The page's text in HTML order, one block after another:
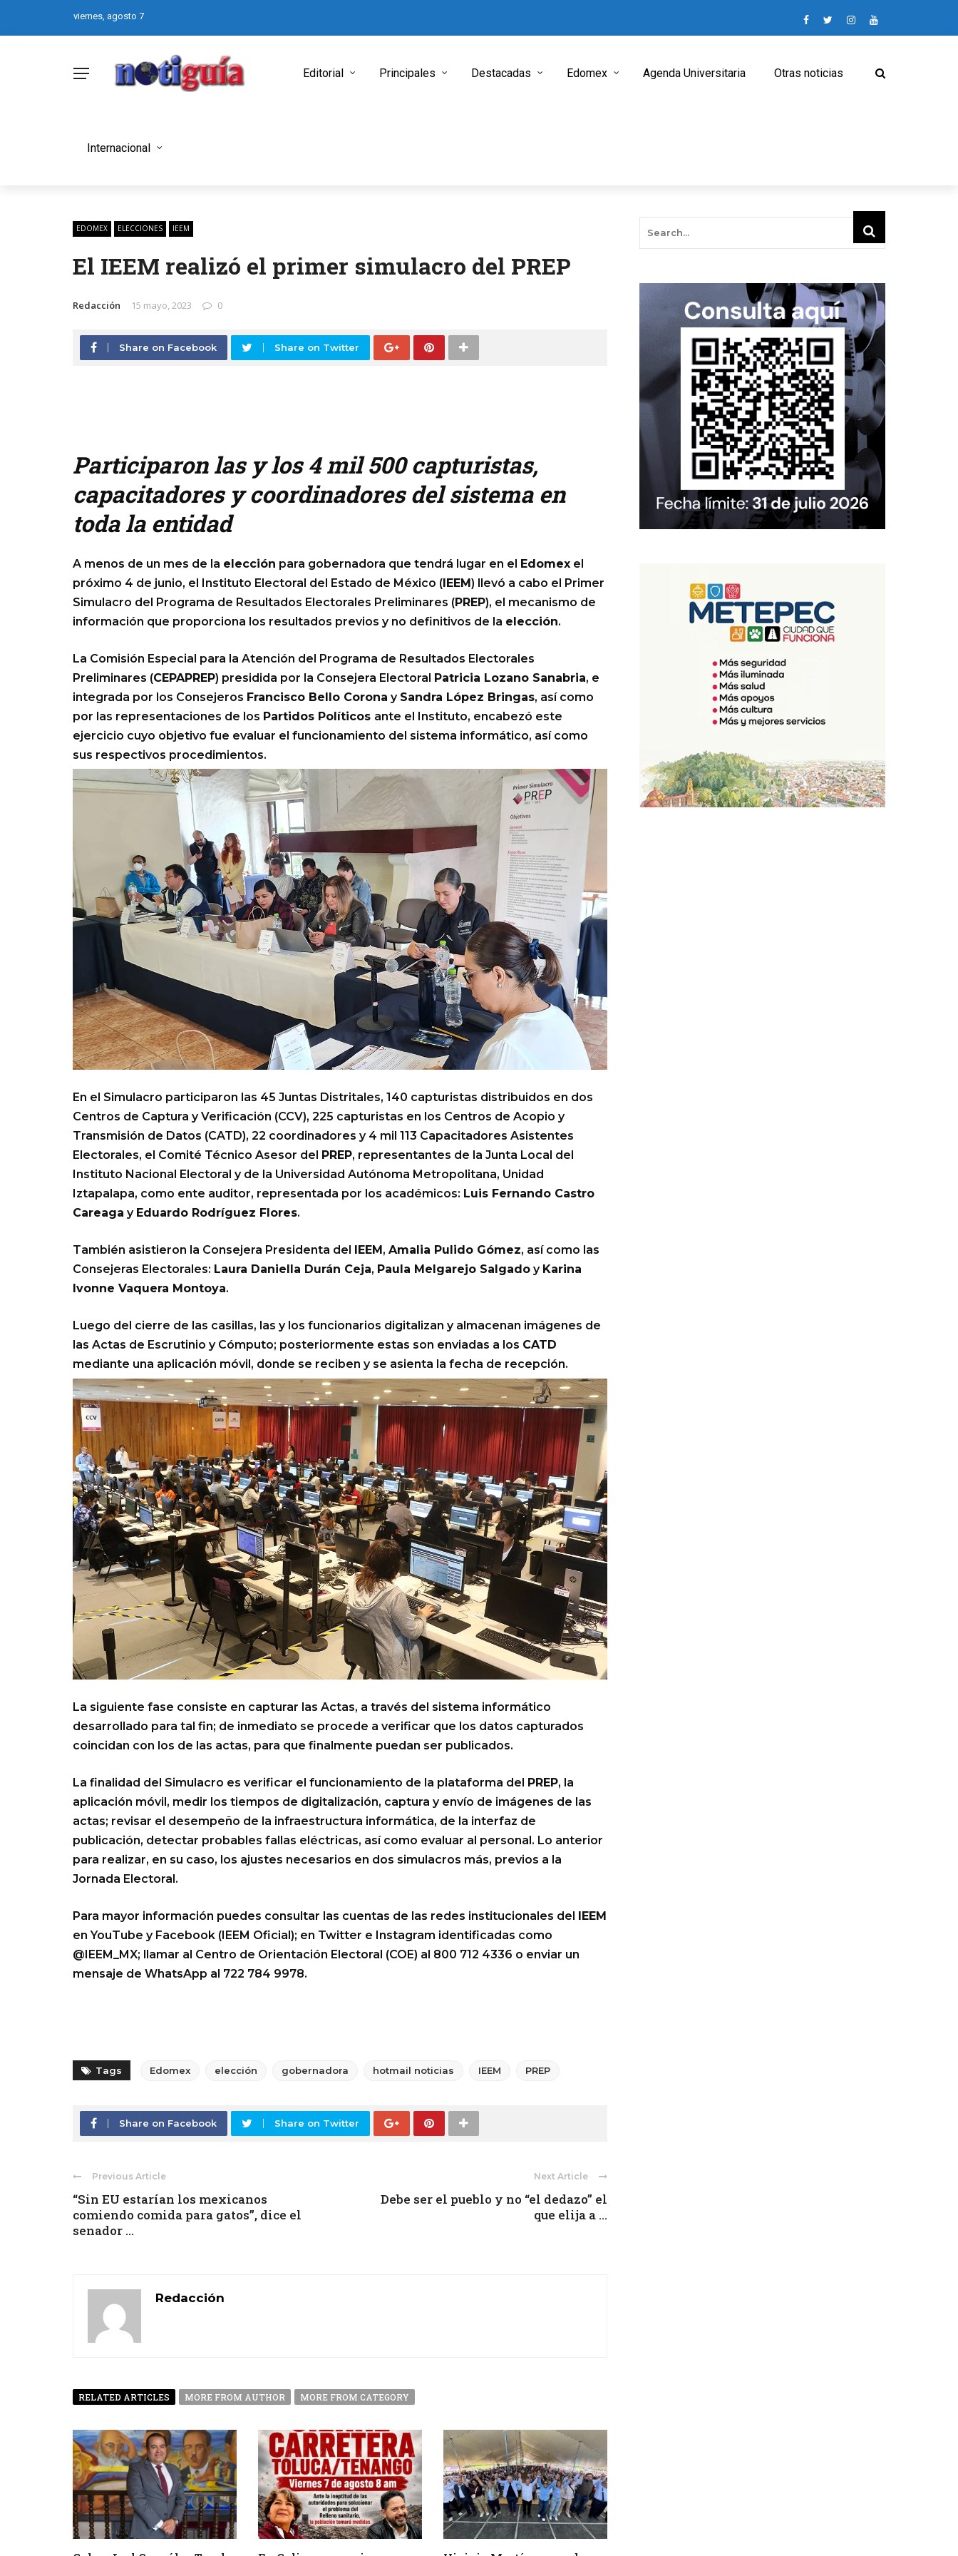
viernes, agosto 7
Editorial Principales Destacadas Edomex Agenda Universitaria Otras noticias
Internacional
EDOMEX ELECCIONES IEEM
El IEEM realizó el primer simulacro del PREP
Redacción 15 mayo, 2023 0
Share on Facebook Share on Twitter
Participaron las y los 4 mil 500 capturistas,
capacitadores y coordinadores del sistema en
toda la entidad
A menos de un mes de la elección para gobernadora que tendrá lugar en el Edomex el
próximo 4 de junio, el Instituto Electoral del Estado de México (IEEM) llevó a cabo el Primer
Simulacro del Programa de Resultados Electorales Preliminares (PREP), el mecanismo de
información que proporciona los resultados previos y no definitivos de la elección.
La Comisión Especial para la Atención del Programa de Resultados Electorales
Preliminares (CEPAPREP) presidida por la Consejera Electoral Patricia Lozano Sanabria, e
integrada por los Consejeros Francisco Bello Corona y Sandra López Bringas, así como
por las representaciones de los Partidos Políticos ante el Instituto, encabezó este
ejercicio cuyo objetivo fue evaluar el funcionamiento del sistema informático, así como
sus respectivos procedimientos.
En el Simulacro participaron las 45 Juntas Distritales, 140 capturistas distribuidos en dos
Centros de Captura y Verificación (CCV), 225 capturistas en los Centros de Acopio y
Transmisión de Datos (CATD), 22 coordinadores y 4 mil 113 Capacitadores Asistentes
Electorales, el Comité Técnico Asesor del
PREP, representantes de la Junta Local del
Instituto Nacional Electoral y de la Universidad Autónoma Metropolitana, Unidad
Iztapalapa, como ente auditor, representada por los académicos: Luis Fernando Castro
Careaga y Eduardo Rodríguez Flores.
También asistieron la Consejera Presidenta del IEEM , Amalia Pulido Gómez, así como las
Consejeras Electorales: Laura Daniella Durán Ceja, Paula Melgarejo Salgado y Karina
Ivonne Vaquera Montoya.
Luego del cierre de las casillas, las y los funcionarios digitalizan y almacenan imágenes de
las Actas de Escrutinio y Cómputo; posteriormente estas son enviadas a los CATD
mediante una aplicación móvil, donde se reciben y se asienta la fecha de recepción.
La siguiente fase consiste en capturar las Actas, a través del sistema informático
desarrollado para tal fin; de inmediato se procede a verificar que los datos capturados
coincidan con los de las actas, para que finalmente puedan ser publicados.
La finalidad del Simulacro es verificar el funcionamiento de la plataforma del PREP, la
aplicación móvil, medir los tiempos de digitalización, captura y envío de imágenes de las
actas; revisar el desempeño de la infraestructura informática, de la interfaz de
publicación, detectar probables fallas eléctricas, así como evaluar al personal. Lo anterior
para realizar, en su caso, los ajustes necesarios en dos simulacros más, previos a la
Jornada Electoral.
Para mayor información puedes consultar las cuentas de las redes institucionales del IEEM
en YouTube y Facebook (IEEM Oficial); en Twitter e Instagram identificadas como
@IEEM_MX; llamar al Centro de Orientación Electoral (COE) al 800 712 4336 o enviar un
mensaje de WhatsApp al 722 784 9978.
Tags Edomex elección gobernadora hotmail noticias IEEM PREP
Share on Facebook Share on Twitter
Previous Article
“Sin EU estarían los mexicanos
comiendo comida para gatos”, dice el
senador ...
Next Article
Debe ser el pueblo y no “el dedazo” el
que elija a ...
Redacción
RELATED ARTICLES MORE FROM AUTHOR MORE FROM CATEGORY